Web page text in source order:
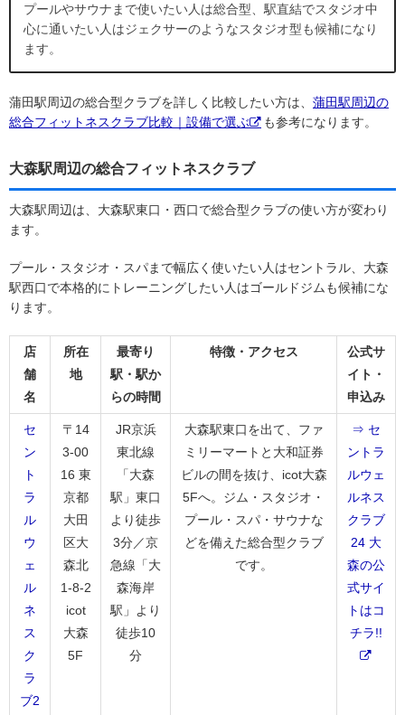
プールやサウナまで使いたい人は総合型、駅直結でスタジオ中
心に通いたい人はジェクサーのようなスタジオ型も候補になり
ます。
蒲田駅周辺の総合型クラブを詳しく比較したい方は、 蒲田駅周辺の
総合フィットネスクラブ比較｜設備で選ぶ
も参考になります。
大森駅周辺の総合フィットネスクラブ
大森駅周辺は、大森駅東口・西口で総合型クラブの使い方が変わり
ます。
プール・スタジオ・スパまで幅広く使いたい人はセントラル、大森
駅西口で本格的にトレーニングしたい人はゴールドジムも候補にな
ります。
店
舗
名
所在
地
最寄り
駅・駅か
らの時間
特徴・アクセス
公式サ
イト・
申込み
セ
ン
ト
ラ
ル
ウ
ェ
ル
ネ
ス
ク
ラ
ブ2
〒14
3-00
16 東
京都
大田
区大
森北
1-8-2
icot
大森
5F
JR京浜
東北線
「大森
駅」東口
より徒歩
3分／京
急線「大
森海岸
駅」より
徒歩10
分
大森駅東口を出て、ファ
ミリーマートと大和証券
ビルの間を抜け、icot大森
5Fへ。ジム・スタジオ・
プール・スパ・サウナな
どを備えた総合型クラブ
です。
⇒ セ
ントラ
ルウェ
ルネス
クラブ
24 大
森の公
式サイ
トはコ
チラ!!